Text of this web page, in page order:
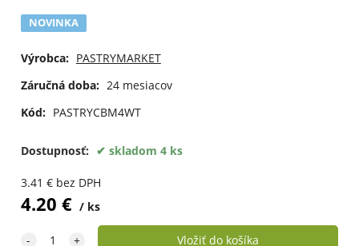
NOVINKA
Výrobca: PASTRYMARKET
Záručná doba: 24 mesiacov
Kód: PASTRYCBM4WT
Dostupnosť: skladom 4 ks
3.41 € bez DPH
4.20 € ks